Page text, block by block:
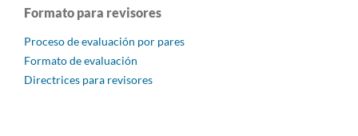
Formato para revisores
Proceso de evaluación por pares
Formato de evaluación
Directrices para revisores